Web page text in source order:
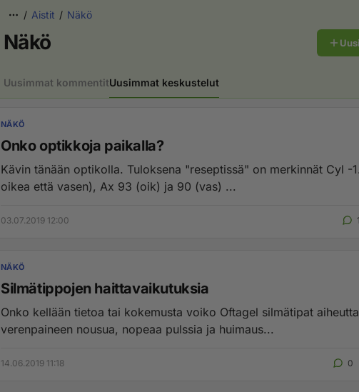
Aistit Näkö
Näkö
Uusimmat kommentitUusimmat keskustelut
NÄKÖ
Onko optikkoja paikalla?
Kävin tänään optikolla. Tuloksena "reseptissä" on merkinnät Cyl -1.25
oikea että vasen), Ax 93 (oik) ja 90 (vas) ...
03.07.2019 12:00 1
NÄKÖ
Silmätippojen haittavaikutuksia
Onko kellään tietoa tai kokemusta voiko Oftagel silmätipat aiheuttaa
verenpaineen nousua, nopeaa pulssia ja huimaus...
14.06.2019 11:18 0